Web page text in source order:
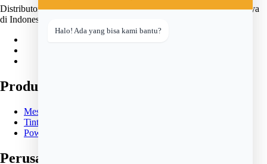
Distributor mesin, tinta, dan powder DTF (Direct-to-Film) terpercaya
di Indonesia. Solusi lengkap untuk usaha sablon digital Anda.
Produk
Mesin DTF
Tinta DTF
Powder DTF
Perusahaan
Halo! Ada yang bisa kami bantu?